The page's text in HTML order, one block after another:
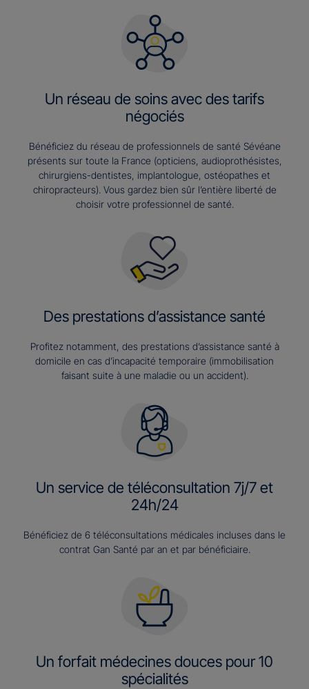
Un réseau de soins avec des tarifs
négociés
Bénéficiez du réseau de professionnels de santé Sévéane
présents sur toute la France (opticiens, audioprothésistes,
chirurgiens-dentistes, implantologue, ostéopathes et
chiropracteurs). Vous gardez bien sûr l’entière liberté de
choisir votre professionnel de santé.
Des prestations d’assistance santé
Profitez notamment, des prestations d’assistance santé à
domicile en cas d’incapacité temporaire (immobilisation
faisant suite à une maladie ou un accident).
Un service de téléconsultation 7j/7 et
24h/24
Bénéficiez de 6 téléconsultations médicales incluses dans le
contrat Gan Santé par an et par bénéficiaire.
Un forfait médecines douces pour 10
spécialités